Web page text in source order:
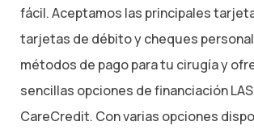
fácil. Aceptamos las principales
tarjetas de débito y cheques
métodos de pago para tu cirugía y
sencillas opciones de financiación
CareCredit. Con varias opciones